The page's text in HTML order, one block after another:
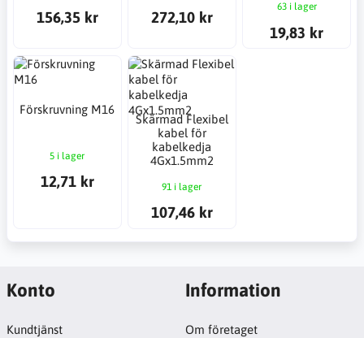
156,35 kr 272,10 kr
63 i lager
19,83 kr
Förskruvning M16
5 i lager
12,71 kr
Skärmad Flexibel
kabel för
kabelkedja
4Gx1.5mm2
91 i lager
107,46 kr
Konto
Kundtjänst
Information
Om företaget